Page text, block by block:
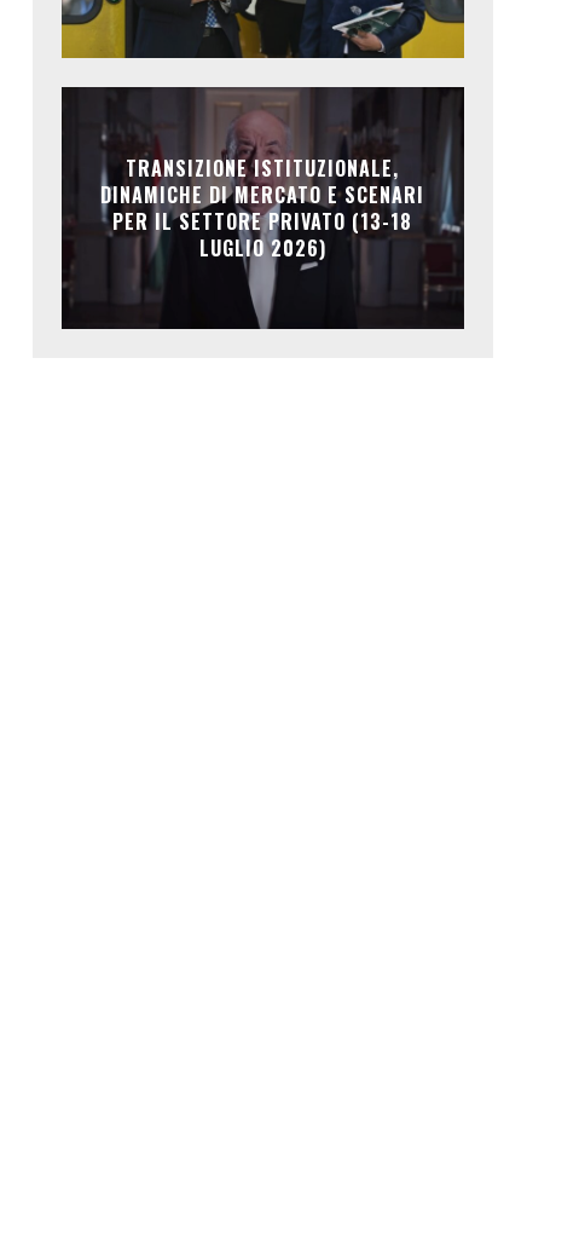
TRANSIZIONE ISTITUZIONALE,
DINAMICHE DI MERCATO E SCENARI
PER IL SETTORE PRIVATO (13-18
LUGLIO 2026)